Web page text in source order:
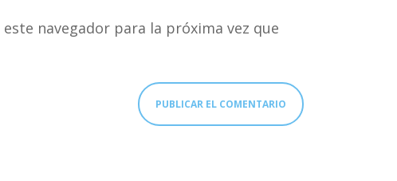
navegador para la próxima vez que